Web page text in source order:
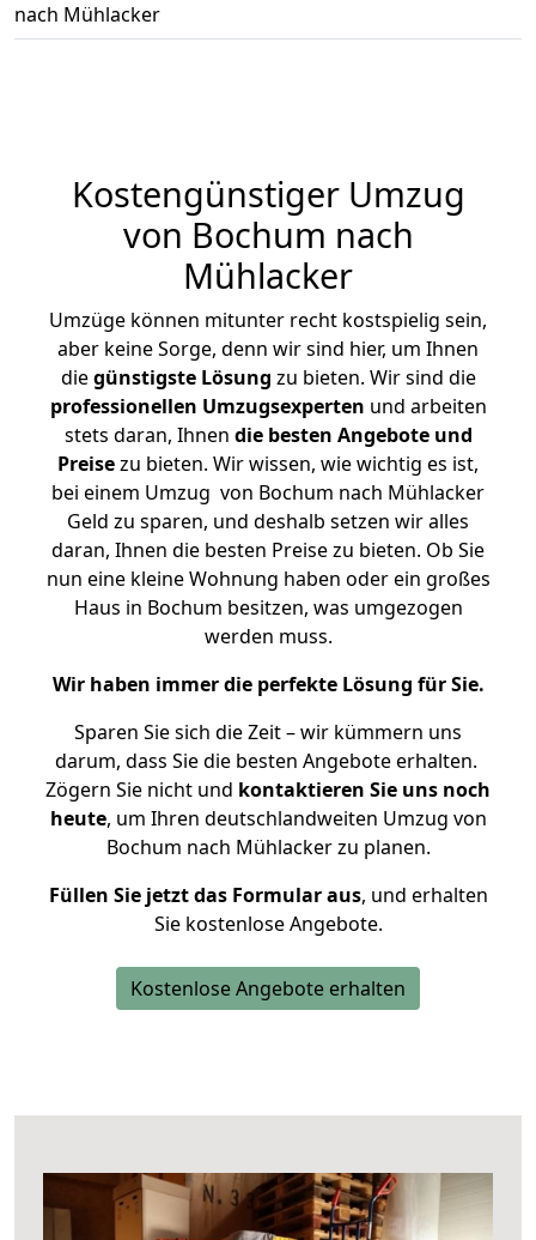
nach Mühlacker
Kostengünstiger Umzug
von Bochum nach
Mühlacker
Umzüge können mitunter recht kostspielig sein,
aber keine Sorge, denn wir sind hier, um Ihnen
diegünstigste Lösung zu bieten. Wir sind die
professionellen Umzugsexperten und arbeiten
stets daran, Ihnen die besten Angebote und
Preisezu bieten. Wir wissen, wie wichtig es ist,
bei einem Umzug von Bochum nach Mühlacker
Geld zu sparen, und deshalb setzen wir alles
daran, Ihnen die besten Preise zu bieten. Ob Sie
nun eine kleine Wohnung haben oder ein großes
Haus in Bochum besitzen, was umgezogen
werden muss.
Wir haben immer die perfekte Lösung für Sie.
Sparen Sie sich die Zeit – wir kümmern uns
darum, dass Sie die besten Angebote erhalten.
Zögern Sie nicht und kontaktieren Sie uns noch
heute, um Ihren deutschlandweiten Umzug von
Bochum nach Mühlacker zu planen.
Füllen Sie jetzt das Formular aus, und erhalten
Sie kostenlose Angebote.
Kostenlose Angebote erhalten